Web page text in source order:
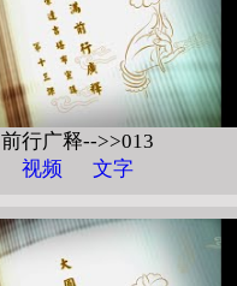
前行广释-->>013
视频
文字